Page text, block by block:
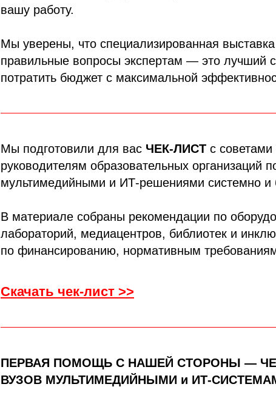
вашу работу.
Мы уверены, что специализированная
правильные вопросы экспертам — это лучший
потратить бюджет с максимальной
Мы подготовили для вас ЧЕК-ЛИСТ с советами
руководителям образовательных организаций
мультимедийными и ИТ-решениями системно и
В материале собраны рекомендации по
лабораторий, медиацентров, библиотек и
по финансированию, нормативным
Скачать чек-лист >>
ПЕРВАЯ ПОМОЩЬ С НАШЕЙ СТОРОНЫ —
ВУЗОВ МУЛЬТИМЕДИЙНЫМИ и ИТ-